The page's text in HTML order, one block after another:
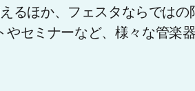
るほか、フェスタならでは
セミナーなど、様々な管楽